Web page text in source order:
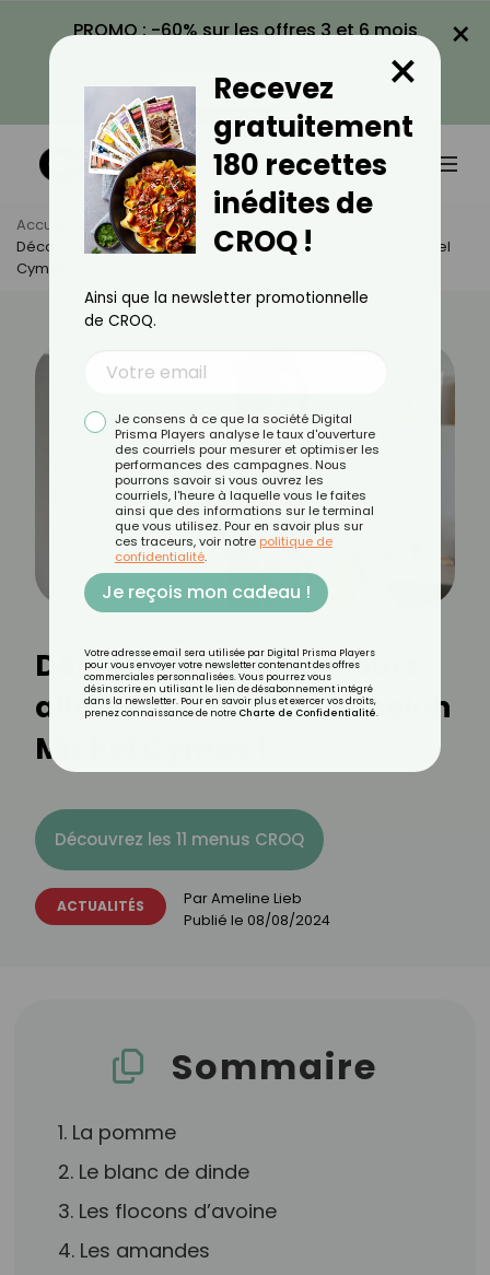
PROMO : -60% sur les offres 3 et 6 mois
VOIR LA PROMO
×
Accueil Actus
Actualités
Découvrez Les 5 Meilleurs Aliments Coupe-Faim Selon Michel
Cymes !
Découvrez les 5 meilleurs
aliments coupe-faim selon
Michel Cymes !
Découvrez les 11 menus CROQ
ACTUALITÉS ParAmeline Lieb
Publié le 08/08/2024
Sommaire
1. La pomme
2. Le blanc de dinde
3. Les flocons d’avoine
4. Les amandes
Recevez
gratuitement
180 recettes
inédites de
CROQ !
×
Ainsi que la newsletter promotionnelle
de CROQ.
Je consens à ce que la société Digital
Prisma Players analyse le taux d'ouverture
des courriels pour mesurer et optimiser les
performances des campagnes. Nous
pourrons savoir si vous ouvrez les
courriels, l'heure à laquelle vous le faites
ainsi que des informations sur le terminal
que vous utilisez. Pour en savoir plus sur
ces traceurs, voir notre politique de
confidentialité.
Je reçois mon cadeau !
Votre adresse email sera utilisée par Digital Prisma Players
pour vous envoyer votre newsletter contenant des offres
commerciales personnalisées. Vous pourrez vous
désinscrire en utilisant le lien de désabonnement intégré
dans la newsletter. Pour en savoir plus et exercer vos droits,
prenez connaissance de notre Charte de Confidentialité.